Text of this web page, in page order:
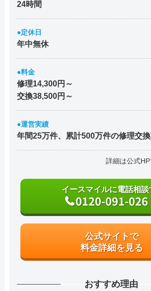
24時間
●定休日
年中無休
●料金
修理14,300円～
交換38,500円～
●運営実績
年間25万件、累計500万件の修理交
詳細は公式
イースマイルに電話相談
0120-091-026
公式サイトで
料金詳細を見る
おすすめ理由